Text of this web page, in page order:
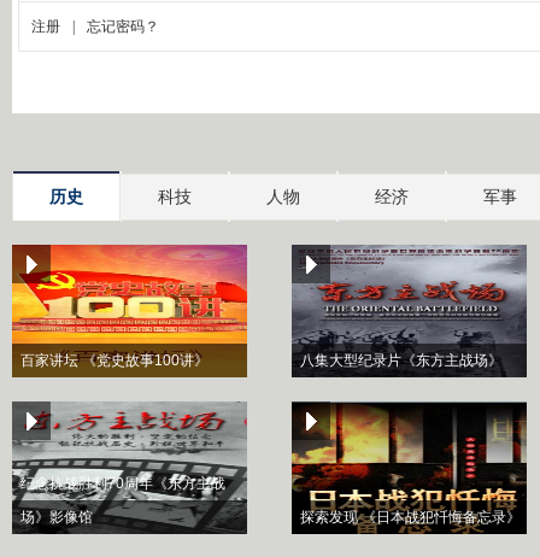
历史 科技 人物 经济 军事
百家讲坛 《党史故事100讲》 八集大型纪录片《东方主战场》
纪念抗战胜利70周年《东方主战
场》影像馆
探索发现 《日本战犯忏悔备忘录》